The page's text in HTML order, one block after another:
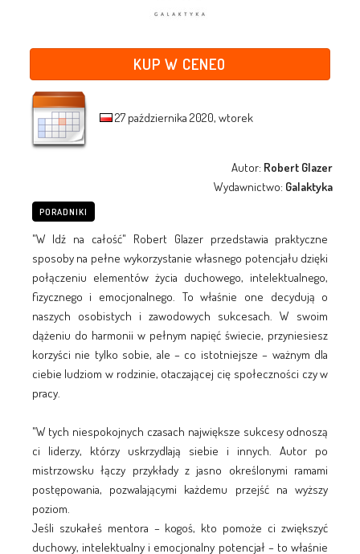
KUP W CENEO
27 października 2020, wtorek
Autor: Robert Glazer
Wydawnictwo: Galaktyka
PORADNIKI
"W Idź na całość" Robert Glazer przedstawia praktyczne
sposoby na pełne wykorzystanie własnego potencjału dzięki
połączeniu elementów życia duchowego, intelektualnego,
fizycznego i emocjonalnego. To właśnie one decydują o
naszych osobistych i zawodowych sukcesach. W swoim
dążeniu do harmonii w pełnym napięć świecie, przyniesiesz
korzyści nie tylko sobie, ale – co istotniejsze – ważnym dla
ciebie ludziom w rodzinie, otaczającej cię społeczności czy w
pracy.
"W tych niespokojnych czasach największe sukcesy odnoszą
ci liderzy, którzy uskrzydlają siebie i innych. Autor po
mistrzowsku łączy przykłady z jasno określonymi ramami
postępowania, pozwalającymi każdemu przejść na wyższy
poziom.
Jeśli szukałeś mentora – kogoś, kto pomoże ci zwiększyć
duchowy, intelektualny i emocjonalny potencjał – to właśnie